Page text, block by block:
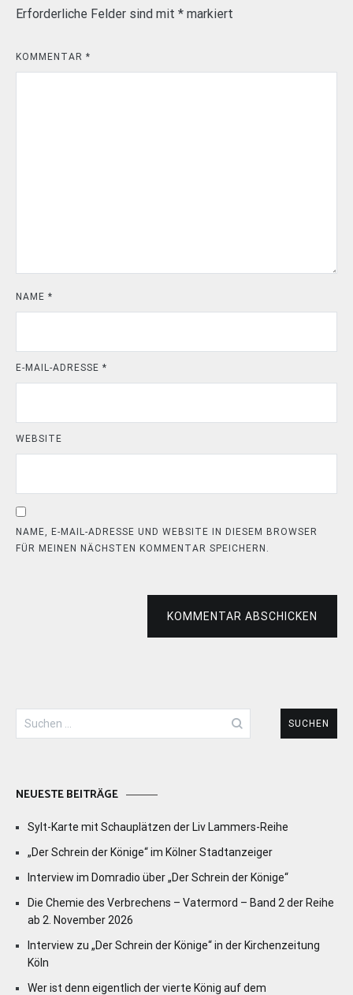
Erforderliche Felder sind mit * markiert
KOMMENTAR *
NAME *
E-MAIL-ADRESSE *
WEBSITE
NAME, E-MAIL-ADRESSE UND WEBSITE IN DIESEM BROWSER
FÜR MEINEN NÄCHSTEN KOMMENTAR SPEICHERN.
KOMMENTAR ABSCHICKEN
Suchen
nach:
NEUESTE BEITRÄGE
Sylt-Karte mit Schauplätzen der Liv Lammers-Reihe
„Der Schrein der Könige“ im Kölner Stadtanzeiger
Interview im Domradio über „Der Schrein der Könige“
Die Chemie des Verbrechens – Vatermord – Band 2 der Reihe
ab 2. November 2026
Interview zu „Der Schrein der Könige“ in der Kirchenzeitung
Köln
Wer ist denn eigentlich der vierte König auf dem